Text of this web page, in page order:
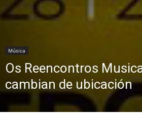
Música
Os Reencontros
cambian de ubicación